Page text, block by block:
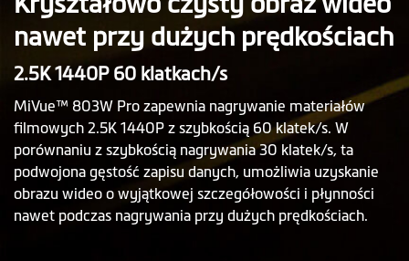
nawet przy dużych prędkościach
2.5K 1440P 60 klatkach/s
MiVue™ 803W Pro zapewnia nagrywanie materiałów
filmowych 2.5K 1440P z szybkością 60 klatek/s. W
porównaniu z szybkością nagrywania 30 klatek/s, ta
podwojona gęstość zapisu danych, umożliwia uzyskanie
obrazu wideo o wyjątkowej szczegółowości i płynności
nawet podczas nagrywania przy dużych prędkościach.